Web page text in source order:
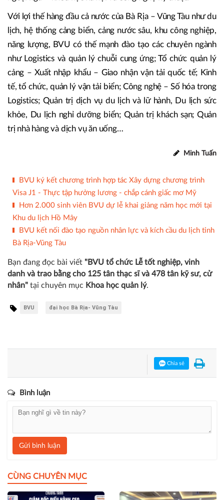
Với lợi thế hàng đầu cả nước của Bà Rịa – Vũng Tàu như du
lịch, hệ thống cảng biển, cảng nước sâu, khu công nghiệp,
năng lượng, BVU có thế mạnh đào tạo các chuyên ngành
như Logistics và quản lý chuỗi cung ứng; Tổ chức quản lý
cảng – Xuất nhập khẩu – Giao nhận vận tải quốc tế; Kinh
tế, tổ chức, quản lý vận tải biển; Công nghệ – Số hóa trong
Logistics; Quản trị dịch vụ du lịch và lữ hành, Du lịch sức
khỏe, Du lịch nghỉ dưỡng biển; Quản trị khách sạn; Quản
trị nhà hàng và dịch vụ ăn uống…
Minh Tuấn
BVU ký kết chương trình hợp tác Xây dựng chương trình
Visa J1 - Thực tập hưởng lương - chắp cánh giấc mơ Mỹ
Hơn 2.000 sinh viên BVU dự lễ khai giảng năm học mới tại
Khu du lịch Hồ Mây
BVU kết nối đào tạo nguồn nhân lực và kích cầu du lịch tỉnh
Bà Rịa-Vũng Tàu
Bạn đang đọc bài viết "BVU tổ chức Lễ tốt nghiệp, vinh
danh và trao bằng cho 125 tân thạc sĩ và 478 tân kỹ sư, cử
nhân" tại chuyên mục Khoa học quản lý.
BVU đại học Bà Rịa- Vũng Tàu
Chia sẻ
Bình luận
Gửi bình luận
CÙNG CHUYÊN MỤC